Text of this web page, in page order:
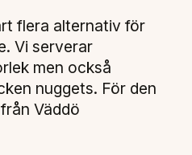
flera alternativ för
Vi serverar
men också
nuggets. För den
Väddö